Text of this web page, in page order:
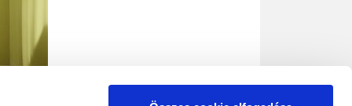
Tovább olvasok